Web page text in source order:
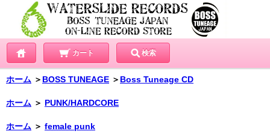
カート 検索
ホーム ＞ BOSS TUNEAGE ＞ Boss Tuneage CD
ホーム ＞ PUNK/HARDCORE
ホーム ＞ female punk